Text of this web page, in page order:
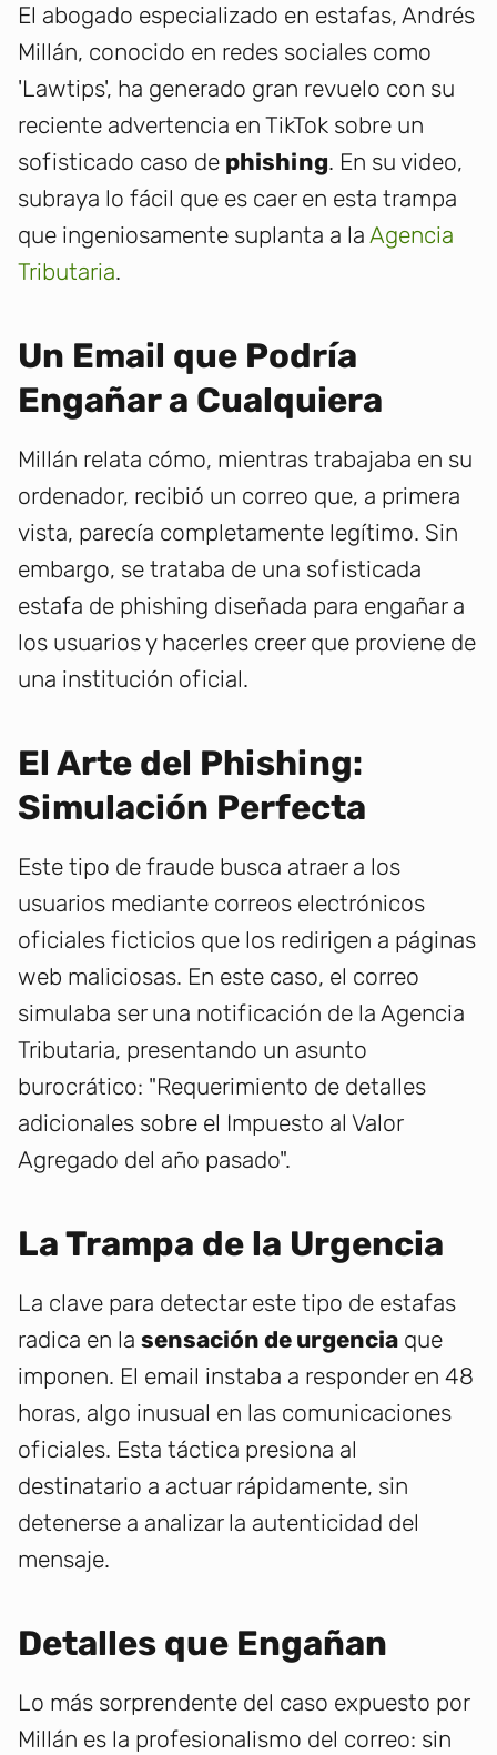
El abogado especializado en estafas, Andrés
Millán, conocido en redes sociales como
'Lawtips', ha generado gran revuelo con su
reciente advertencia en TikTok sobre un
sofisticado caso de phishing. En su video,
subraya lo fácil que es caer en esta trampa
que ingeniosamente suplanta a la Agencia
Tributaria.
Un Email que Podría
Engañar a Cualquiera
Millán relata cómo, mientras trabajaba en su
ordenador, recibió un correo que, a primera
vista, parecía completamente legítimo. Sin
embargo, se trataba de una sofisticada
estafa de phishing diseñada para engañar a
los usuarios y hacerles creer que proviene de
una institución oficial.
El Arte del Phishing:
Simulación Perfecta
Este tipo de fraude busca atraer a los
usuarios mediante correos electrónicos
oficiales ficticios que los redirigen a páginas
web maliciosas. En este caso, el correo
simulaba ser una notificación de la Agencia
Tributaria, presentando un asunto
burocrático: "Requerimiento de detalles
adicionales sobre el Impuesto al Valor
Agregado del año pasado".
La Trampa de la Urgencia
La clave para detectar este tipo de estafas
radica en la sensación de urgencia que
imponen. El email instaba a responder en 48
horas, algo inusual en las comunicaciones
oficiales. Esta táctica presiona al
destinatario a actuar rápidamente, sin
detenerse a analizar la autenticidad del
mensaje.
Detalles que Engañan
Lo más sorprendente del caso expuesto por
Millán es la profesionalismo del correo: sin